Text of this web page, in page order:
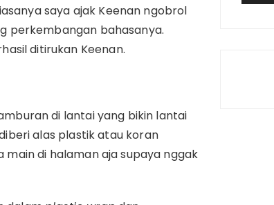
saya ajak Keenan ngobrol
perkembangan bahasanya.
ditirukan Keenan.
di lantai yang bikin lantai
alas plastik atau koran
main di halaman aja supaya nggak